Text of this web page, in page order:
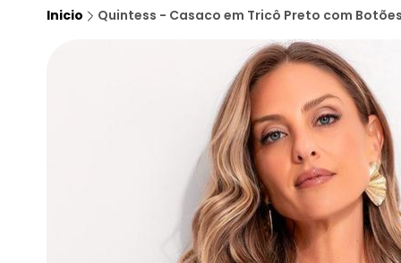
Inicio Quintess - Casaco em Tricô Preto com Botões